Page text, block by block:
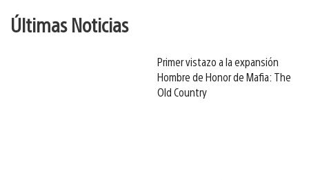
Últimas Noticias
Primer vistazo a la expansión
Hombre de Honor de Mafia: The
Old Country